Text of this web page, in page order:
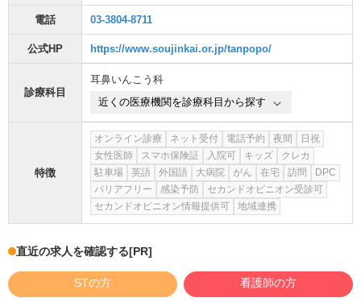
電話 03-3804-8711
公式HP https://www.soujinkai.or.jp/tanpopo/
診療科目
耳鼻いんこう科
近くの医療機関を診療科目から探す
特徴
オンライン診療 ネット受付 電話予約 夜間
日祝
女性医師
スマホ保険証 入院可 キッズ
クレカ
駐車場
英語 外国語 大病院 がん 在宅 訪問
DPC
バリアフリー
感染予防
セカンドオピニオン受診可
セカンドオピニオン情報提供可
地域連携
直近の求人を確認する[PR]
STの方 看護師の方